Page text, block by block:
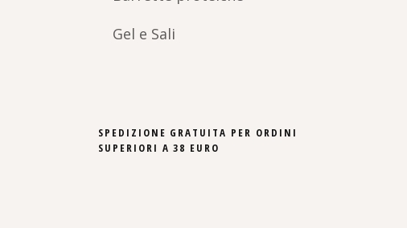
Gel e Sali
SPEDIZIONE GRATUITA PER ORDINI
SUPERIORI A 38 EURO